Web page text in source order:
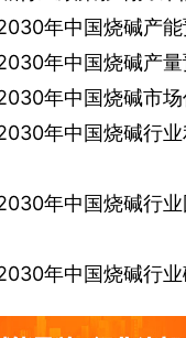
年中国烧碱产能
年中国烧碱产量
年中国烧碱市
年中国烧碱行
年中国烧碱行
年中国烧碱行